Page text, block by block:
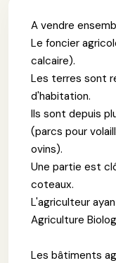
A vendre
Le foncier
calcaire).
Les terres sont
d'habitation.
Ils sont depuis
(parcs pour
ovins).
Une partie est
coteaux.
L'agriculteur
Agriculture
Les bâtiments